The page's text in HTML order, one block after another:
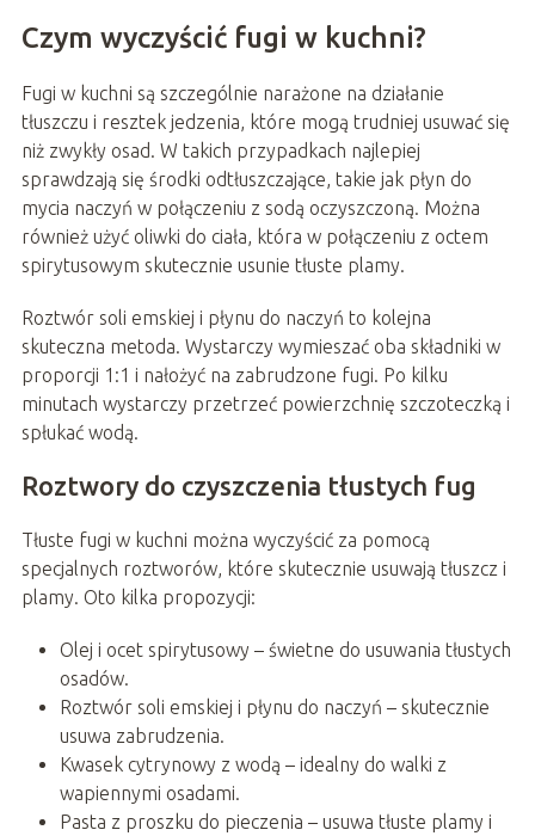
Czym wyczyścić fugi w kuchni?
Fugi w kuchni są szczególnie narażone na działanie
tłuszczu i resztek jedzenia, które mogą trudniej usuwać się
niż zwykły osad. W takich przypadkach najlepiej
sprawdzają się środki odtłuszczające, takie jak płyn do
mycia naczyń w połączeniu z sodą oczyszczoną. Można
również użyć oliwki do ciała, która w połączeniu z octem
spirytusowym skutecznie usunie tłuste plamy.
Roztwór soli emskiej i płynu do naczyń to kolejna
skuteczna metoda. Wystarczy wymieszać oba składniki w
proporcji 1:1 i nałożyć na zabrudzone fugi. Po kilku
minutach wystarczy przetrzeć powierzchnię szczoteczką i
spłukać wodą.
Roztwory do czyszczenia tłustych fug
Tłuste fugi w kuchni można wyczyścić za pomocą
specjalnych roztworów, które skutecznie usuwają tłuszcz i
plamy. Oto kilka propozycji:
Olej i ocet spirytusowy – świetne do usuwania tłustych
osadów.
Roztwór soli emskiej i płynu do naczyń – skutecznie
usuwa zabrudzenia.
Kwasek cytrynowy z wodą – idealny do walki z
wapiennymi osadami.
Pasta z proszku do pieczenia – usuwa tłuste plamy i